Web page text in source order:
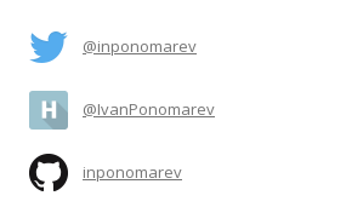
@inponomarev
@IvanPonomarev
inponomarev